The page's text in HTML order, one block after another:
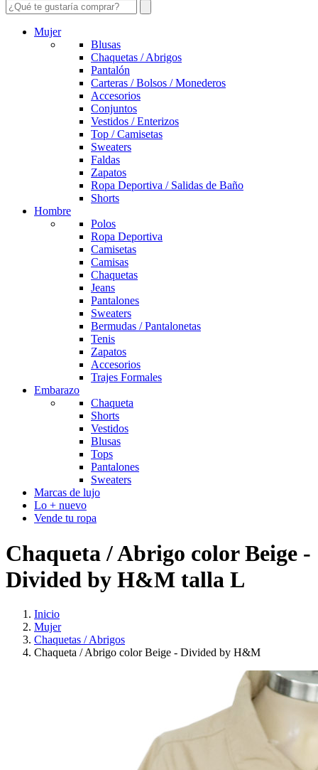
Mujer
Blusas
Chaquetas / Abrigos
Pantalón
Carteras / Bolsos / Monederos
Accesorios
Conjuntos
Vestidos / Enterizos
Top / Camisetas
Sweaters
Faldas
Zapatos
Ropa Deportiva / Salidas de Baño
Shorts
Hombre
Polos
Ropa Deportiva
Camisetas
Camisas
Chaquetas
Jeans
Pantalones
Sweaters
Bermudas / Pantalonetas
Tenis
Zapatos
Accesorios
Trajes Formales
Embarazo
Chaqueta
Shorts
Vestidos
Blusas
Tops
Pantalones
Sweaters
Marcas de lujo
Lo + nuevo
Vende tu ropa
Chaqueta / Abrigo color Beige -
Divided by H&M talla L
Inicio
Mujer
Chaquetas / Abrigos
Chaqueta / Abrigo color Beige - Divided by H&M